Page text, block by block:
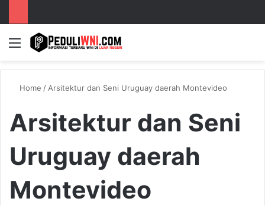
Menu
Home / Arsitektur dan Seni Uruguay daerah Montevideo
Arsitektur dan Seni
Uruguay daerah
Montevideo